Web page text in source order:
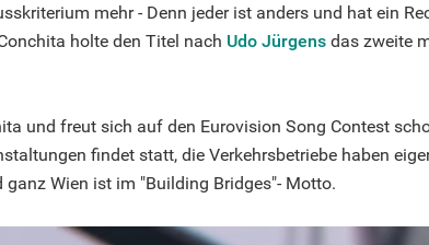
mehr - Denn jeder ist anders und hat ein
holte den Titel nach Udo Jürgens das zweite
und freut sich auf den Eurovision Song Contest
findet statt, die Verkehrsbetriebe haben
Wien ist im "Building Bridges"- Motto.